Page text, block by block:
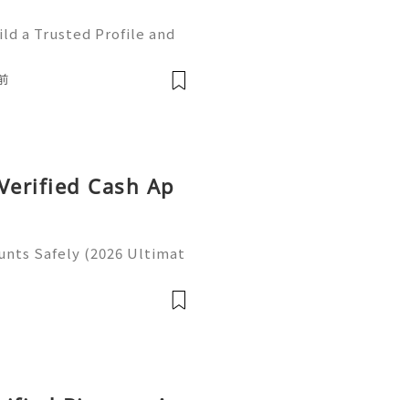
a Trusted Profile and
and collabo
Cash Ap
Safely (2026 Ultimat
used for secure tra